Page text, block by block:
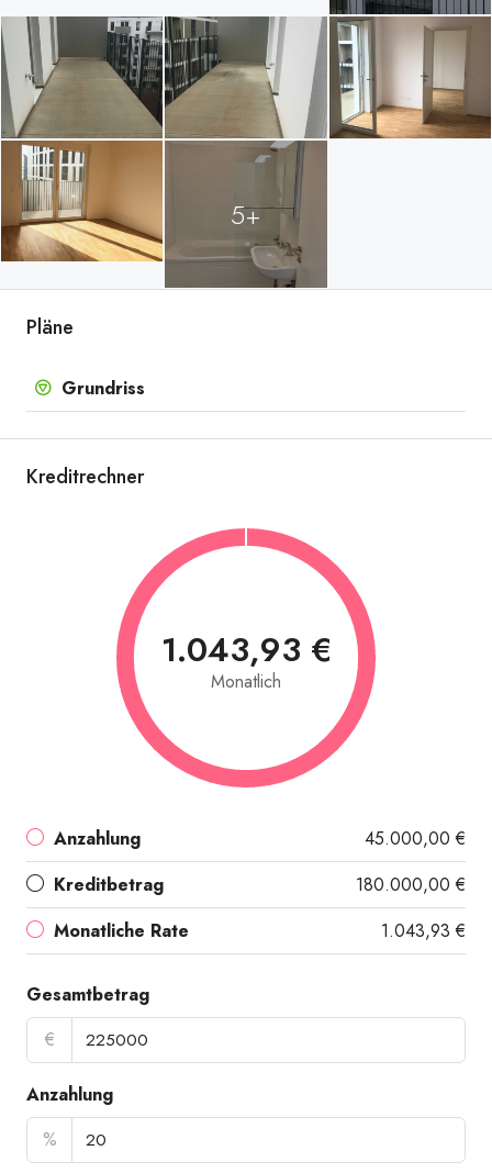
5+
Pläne
Grundriss
Kreditrechner
1.043,93 €
Monatlich
Anzahlung
45.000,00 €
Kreditbetrag
180.000,00 €
Monatliche Rate
1.043,93 €
Gesamtbetrag
€
Anzahlung
%